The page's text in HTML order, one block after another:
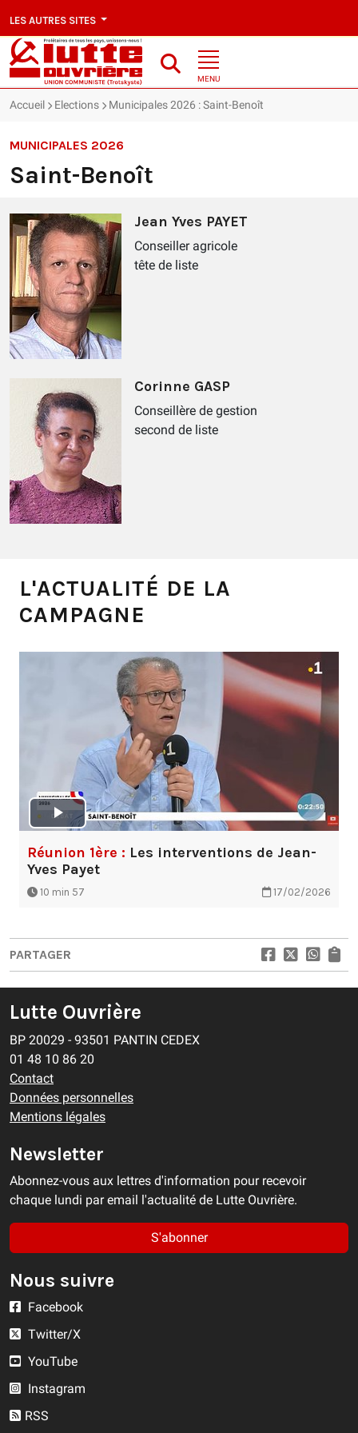
LES AUTRES SITES
MENU
Accueil Elections Municipales 2026 : Saint-Benoît
MUNICIPALES 2026
Saint-Benoît
Jean Yves PAYET
Conseiller agricole
tête de liste
Corinne GASP
Conseillère de gestion
second de liste
L'ACTUALITÉ DE LA
CAMPAGNE
Réunion 1ère : Les interventions de Jean-
Yves Payet
10 min 57 17/02/2026
PARTAGER
Lutte Ouvrière
BP 20029 - 93501 PANTIN CEDEX
01 48 10 86 20
Contact
Données personnelles
Mentions légales
Newsletter
Abonnez-vous aux lettres d'information pour recevoir
chaque lundi par email l'actualité de Lutte Ouvrière.
S'abonner
Nous suivre
Facebook
Twitter/X
YouTube
Instagram
RSS